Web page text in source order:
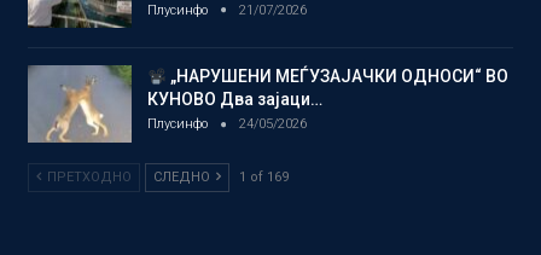
Плусинфо 21/07/2026
„НАРУШЕНИ МЕЃУЗАЈАЧКИ ОДНОСИ“ ВО
КУНОВО Два зајаци…
Плусинфо 24/05/2026
ПРЕТХОДНО СЛЕДНО 1 of 169